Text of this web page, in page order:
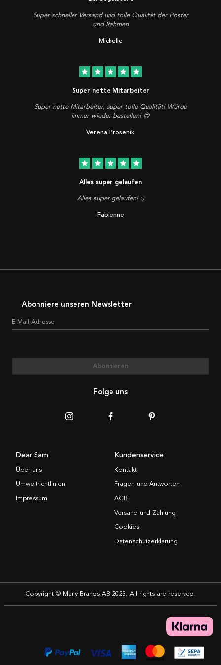
Super schneller Versand und tolle Qualität der Poster
und Rahmen
Michelle
star star star star star
Super nette Mitarbeiter
Super nette Mitarbeiter, super tolle Qualität! Würde
immer wieder bestellen! 😍
Verena Prosenik
star star star star star
Alles super gelaufen
Alles super gelaufen! :)
Fabienne
Abonniere unseren Newsletter
E-Mail-Adresse
Abonnieren
Folge uns
Dear Sam
Über uns
Umweltrichtlinien
Impressum
Kundenservice
Kontakt
Fragen und Antworten
AGB
Versand und Zahlung
Cookies
Datenschutzerklärung
Copyright © Many Brands AB 2023. All rights are reserved.